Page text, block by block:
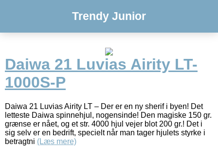
Trendy Junior
Daiwa 21 Luvias Airity LT-
1000S-P
Daiwa 21 Luvias Airity LT – Der er en ny sherif i byen! Det
letteste Daiwa spinnehjul, nogensinde! Den magiske 150 gr.
grænse er nået, og et str. 4000 hjul vejer blot 200 gr.! Det i
sig selv er en bedrift, specielt når man tager hjulets styrke i
betragtni (Læs mere)